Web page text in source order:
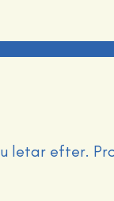
letar efter.